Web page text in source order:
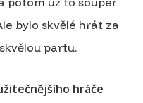
bylo skvělé hrát za
partu.
hráče